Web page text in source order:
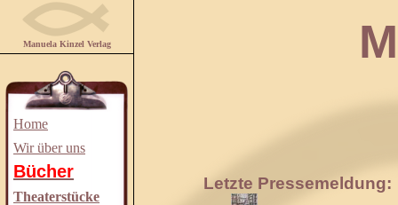
Manuela Kinzel Verlag
Home
Wir über uns
Bücher
Theaterstücke
Letzte Pressemeldung: